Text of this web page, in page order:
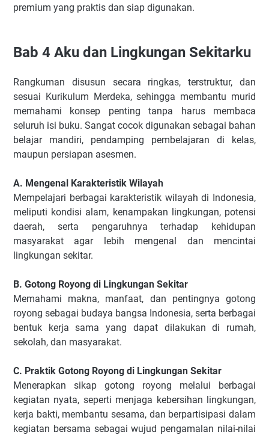
premium yang praktis dan siap digunakan.
Bab 4 Aku dan Lingkungan Sekitarku
Rangkuman disusun secara ringkas, terstruktur, dan
sesuai Kurikulum Merdeka, sehingga membantu murid
memahami konsep penting tanpa harus membaca
seluruh isi buku. Sangat cocok digunakan sebagai bahan
belajar mandiri, pendamping pembelajaran di kelas,
maupun persiapan asesmen.
A. Mengenal Karakteristik Wilayah
Mempelajari berbagai karakteristik wilayah di Indonesia,
meliputi kondisi alam, kenampakan lingkungan, potensi
daerah, serta pengaruhnya terhadap kehidupan
masyarakat agar lebih mengenal dan mencintai
lingkungan sekitar.
B. Gotong Royong di Lingkungan Sekitar
Memahami makna, manfaat, dan pentingnya gotong
royong sebagai budaya bangsa Indonesia, serta berbagai
bentuk kerja sama yang dapat dilakukan di rumah,
sekolah, dan masyarakat.
C. Praktik Gotong Royong di Lingkungan Sekitar
Menerapkan sikap gotong royong melalui berbagai
kegiatan nyata, seperti menjaga kebersihan lingkungan,
kerja bakti, membantu sesama, dan berpartisipasi dalam
kegiatan bersama sebagai wujud pengamalan nilai-nilai